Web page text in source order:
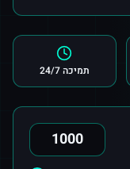
תמיכה 24/7